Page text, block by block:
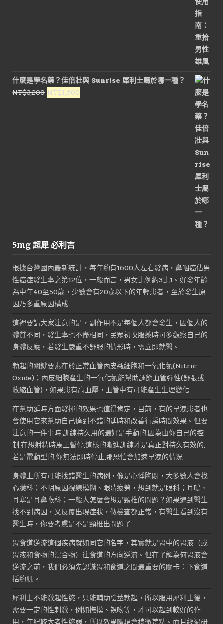
什麼是學名藥？佳倍壯與 Sunrise 犀利士屬於哪一種？
NT$3,200 原
NT$1,600
5mg 超犀 必利吉
根據台灣國內最新統計，每年約有1600人左右發病，鼻咽癌佔男
性癌症發生率之第12位，一般而言，男女比例約3比1。好發年齡
為中年40至50歲，少數會有20歲以下的年輕患者，至於發生原
因乃多重原因構成
這裡要請大家注意的是，副作用不是每個人都會發生，因個人的
體質不同，發生率也不盡相同，民眾初次服藥時可多觀察自己的
身體反應，若發生嚴重不舒服的情形時，需立即就醫。
勃起的關鍵要素在於正常血管內皮襯細胞和一氧化氮(Nitric
Oxide)；內皮細胞產生的一氧化氮能幫助調節血管彈性(舒張或
收縮血管)，如果患有高血壓，血管中有可能產生生理變化
在幫助延時方面發揮的效果也值得肯定，目前，有的早洩患者也
會使用它來幫助自己達到不錯的延時和改善行房時間效果。但要
注意的一件事時,訓練持久用的最好是手動的,因為由你自己的控
制,在想射精時馬上暫停,這樣的漸進訓練才是真正對持久有效的,
若是電動型的,你無法即時停止,那恐怕會加速早洩的情況
身體上所有可能找錯醫生的病例，像是心悸胸悶，大多數人會找
心臟科；不明原因視線模糊、眼睛疲勞，想到就是眼科；耳鳴、
耳塞是耳鼻喉科；一般人怎麼會想是頸椎的問題？如果遇到醫生
找不到病因，又反覆出現症狀，做檢查都正常，有醫生看到沒有
醫生時，你要考慮是不是頸椎出問題了
胃食道逆流這個疾病就如同它的名字，其實就是胃中的胃液（或
胃液和食物的混合物）往食道的方向逆流。但在了解為何胃液會
逆流之前，我們必須先認識胃和食道之間最重要的關卡：下食道
括約肌。
犀利士不能激起性慾，只能輔助陰莖勃起，所以服用犀利士後，
需要一定的性刺激，例如撫摸、親吻等，才可以起到較好的作
用，年紀較大者性慾弱，所以效果體現會稍微差點。而且經過研